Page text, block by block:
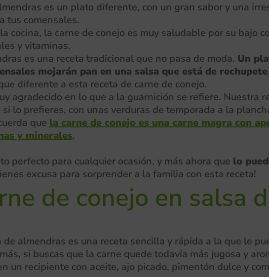
es un plato diferente, con un gran sabor y una
tus comensales.
cocina, la carne de conejo es muy saludable por su bajo
y vitaminas.
es una receta tradicional que no pasa de moda. Un
mojarán pan en una salsa que está de rechupete
diferente a esta receta de carne de conejo.
agradecido en lo que a la guarnición se refiere. Nuestra
lo prefieres, con unas verduras de temporada a la
que la carne de conejo es una carne magra con
y minerales.
perfecto para cualquier ocasión, y más ahora que lo
excusa para sorprender a la familia con esta receta!
de conejo en salsa
de almendras es una receta sencilla y rápida a la que le
si buscas que la carne quede todavía más jugosa y
un recipiente con aceite, ajo picado, pimentón dulce y